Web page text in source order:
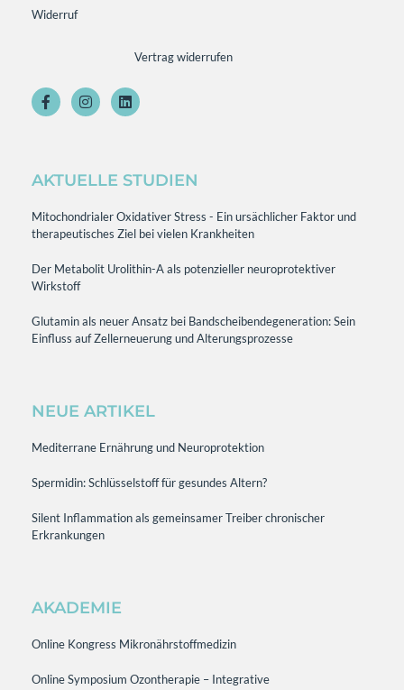
Widerruf
Vertrag widerrufen
AKTUELLE STUDIEN
Mitochondrialer Oxidativer Stress - Ein ursächlicher Faktor und
therapeutisches Ziel bei vielen Krankheiten
Der Metabolit Urolithin-A als potenzieller neuroprotektiver
Wirkstoff
Glutamin als neuer Ansatz bei Bandscheibendegeneration: Sein
Einfluss auf Zellerneuerung und Alterungsprozesse
NEUE ARTIKEL
Mediterrane Ernährung und Neuroprotektion
Spermidin: Schlüsselstoff für gesundes Altern?
Silent Inflammation als gemeinsamer Treiber chronischer
Erkrankungen
AKADEMIE
Online Kongress Mikronährstoffmedizin
Online Symposium Ozontherapie – Integrative